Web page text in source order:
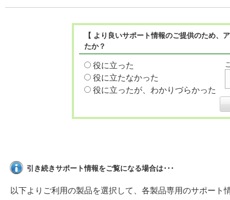
【 より良いサポート情報のご提供のため
たか？
役に立った
役に立たなかった
役に立ったが、わかりづらかった
引き続きサポート情報をご覧になる場合は･･･
以下よりご利用の製品を選択して、各製品専用のサポート